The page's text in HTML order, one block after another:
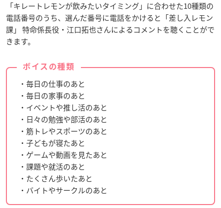
「キレートレモンが飲みたいタイミング」に合わせた10種類の
電話番号のうち、選んだ番号に電話をかけると「差し入レモン
課」 特命係長役・江口拓也さんによるコメントを聴くことがで
きます。
ボイスの種類
・毎日の仕事のあと
・毎日の家事のあと
・イベントや推し活のあと
・日々の勉強や部活のあと
・筋トレやスポーツのあと
・子どもが寝たあと
・ゲームや動画を見たあと
・課題や就活のあと
・たくさん歩いたあと
・バイトやサークルのあと